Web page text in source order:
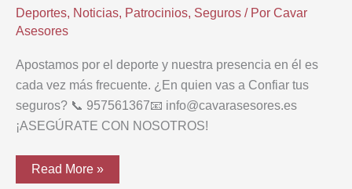
Deportes, Noticias, Patrocinios, Seguros / Por Cavar
Asesores
Apostamos por el deporte y nuestra presencia en él es
cada vez más frecuente. ¿En quien vas a Confiar tus
seguros? 📞 957561367📧 info@cavarasesores.es
¡ASEGÚRATE CON NOSOTROS!
Cavar
Asesores
Read More »